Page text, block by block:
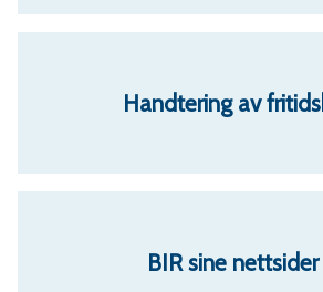
Handtering av
BIR sine nettsider